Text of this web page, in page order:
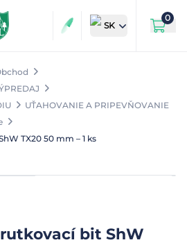
SK
0
UŤAHOVANIE A PRIPEVŇOVANIE
TX20 50 mm – 1 ks
bit ShW